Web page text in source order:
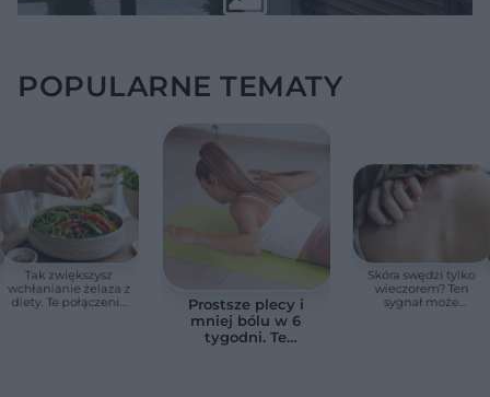
POPULARNE TEMATY
Tak zwiększysz
wchłanianie żelaza z
diety. Te połączenia
Prostsze plecy i
mniej bólu w 6
tygodni. Te
Skóra swędzi tylko
wieczorem? Ten
sygnał może